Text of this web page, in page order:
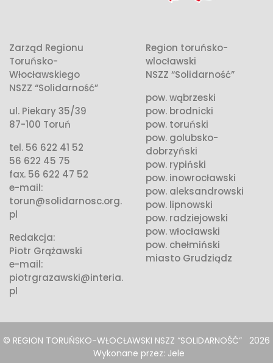
Zarząd Regionu
Toruńsko-
Włocławskiego
NSZZ “Solidarność”
ul. Piekary 35/39
87-100 Toruń
tel. 56 622 41 52
56 622 45 75
fax. 56 622 47 52
e-mail:
torun@solidarnosc.org.
pl
Redakcja:
Piotr Grążawski
e-mail:
piotrgrazawski@interia.
pl
Region toruńsko-
wlocławski
NSZZ “Solidarność”
pow. wąbrzeski
pow. brodnicki
pow. toruński
pow. golubsko-
dobrzyński
pow. rypiński
pow. inowrocławski
pow. aleksandrowski
pow. lipnowski
pow. radziejowski
pow. włocławski
pow. chełmiński
miasto Grudziądz
© REGION TORUŃSKO-WŁOCŁAWSKI NSZZ “SOLIDARNOŚĆ”
2026
Wykonane przez: Jele